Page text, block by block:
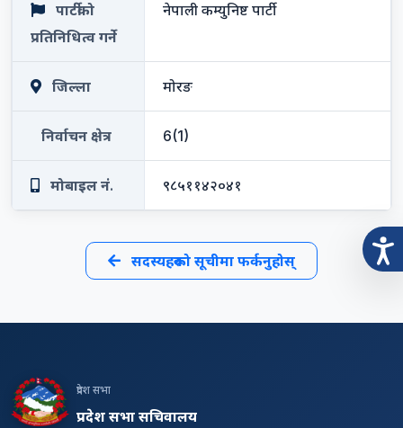
पार्टीको
प्रतिनिधित्व गर्ने
नेपाली कम्युनिष्ट पार्टी
जिल्ला मोरङ
निर्वाचन क्षेत्र 6(1)
मोबाइल नं. ९८५११४२०४१
सदस्यहरूको सूचीमा फर्कनुहोस्
प्रदेश सभा
प्रदेश सभा सचिवालय